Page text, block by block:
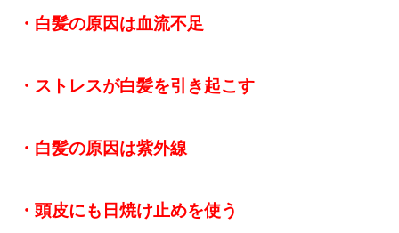
・白髪の原因は血流不足
・ストレスが白髪を引き起こす
・白髪の原因は紫外線
・頭皮にも日焼け止めを使う